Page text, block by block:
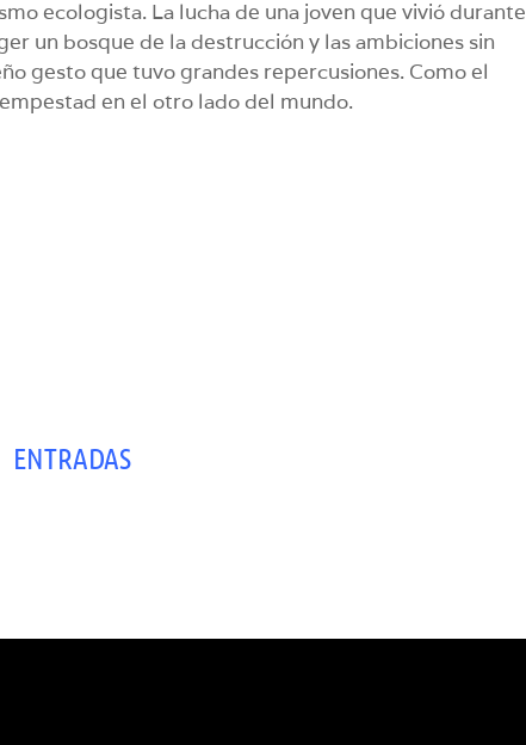
ecologista. La lucha de una joven que vivió durante
un bosque de la destrucción y las ambiciones sin
gesto que tuvo grandes repercusiones. Como el
en el otro lado del mundo.
ENTRADAS